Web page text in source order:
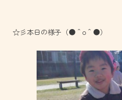
☆彡本日の様子（●＾o＾●）